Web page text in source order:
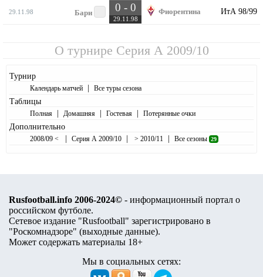
29.11.98 Бари 0 - 0
29.11.98
Фиорентина ИтА 98/99
О турнире Серия А 2009/10
Турнир
Календарь матчей | Все туры сезона
Таблицы
Полная | Домашняя | Гостевая | Потерянные очки
Дополнительно
2008/09 < | Серия А 2009/10 | > 2010/11 | Все сезоны 29
Rusfootball.info 2006-2024© - информационный портал о
российском футболе.
Сетевое издание "Rusfootball" зарегистрировано в
"Роскомнадзоре" (выходные данные).
Может содержать материалы 18+
Мы в социальных сетях: